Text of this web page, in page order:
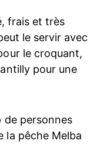
frais et très
le servir avec
le croquant,
pour une
de personnes
la pêche Melba